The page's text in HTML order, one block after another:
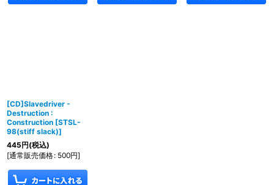
[CD]Slavedriver -
Destruction :
Construction [STSL-
98(stiff slack)]
445円(税込)
[通常販売価格: 500円]